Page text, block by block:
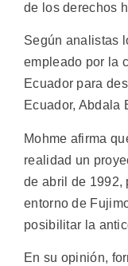
de los derechos
Según analistas
empleado por la
Ecuador para
Ecuador, Abdala
Mohme afirma
realidad un
de abril de 1992,
entorno de
posibilitar la
En su opinión,